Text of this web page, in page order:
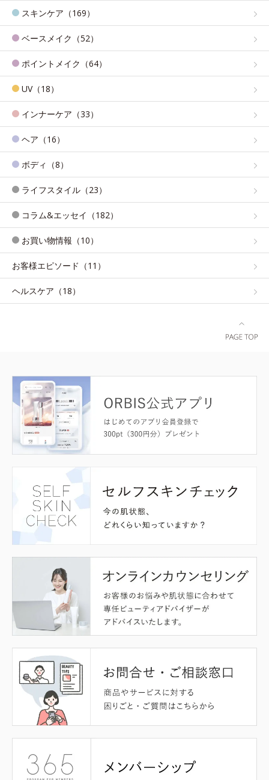
スキンケア（169）
ベースメイク（52）
ポイントメイク（64）
UV（18）
インナーケア（33）
ヘア（16）
ボディ（8）
ライフスタイル（23）
コラム&エッセイ（182）
お買い物情報（10）
お客様エピソード（11）
ヘルスケア（18）